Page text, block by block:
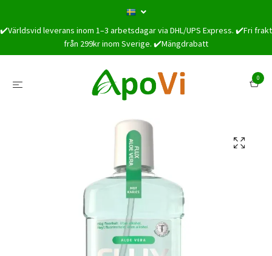
✔️Världsvid leverans inom 1–3 arbetsdagar via DHL/UPS Express. ✔️Fri frakt
från 299kr inom Sverige. ✔️Mängdrabatt
0